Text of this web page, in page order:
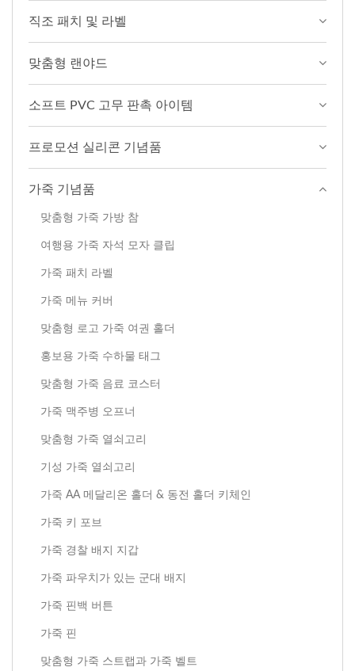
직조 패치 및 라벨
맞춤형 랜야드
소프트 PVC 고무 판촉 아이템
프로모션 실리콘 기념품
가죽 기념품
맞춤형 가죽 가방 참
여행용 가죽 자석 모자 클립
가죽 패치 라벨
가죽 메뉴 커버
맞춤형 로고 가죽 여권 홀더
홍보용 가죽 수하물 태그
맞춤형 가죽 음료 코스터
가죽 맥주병 오프너
맞춤형 가죽 열쇠고리
기성 가죽 열쇠고리
가죽 AA 메달리온 홀더 & 동전 홀더 키체인
가죽 키 포브
가죽 경찰 배지 지갑
가죽 파우치가 있는 군대 배지
가죽 핀백 버튼
가죽 핀
맞춤형 가죽 스트랩과 가죽 벨트